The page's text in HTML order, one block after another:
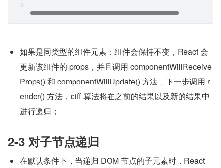
如果是同类型的组件元素：组件会保持不变，React 会
更新该组件的 props，并且调用 componentWillReceive
Props() 和 componentWillUpdate() 方法，下一步调用 r
ender() 方法，diff 算法将在之前的结果以及新的结果中
进行递归；
2-3 对子节点递归
在默认条件下，当递归 DOM 节点的子元素时，React